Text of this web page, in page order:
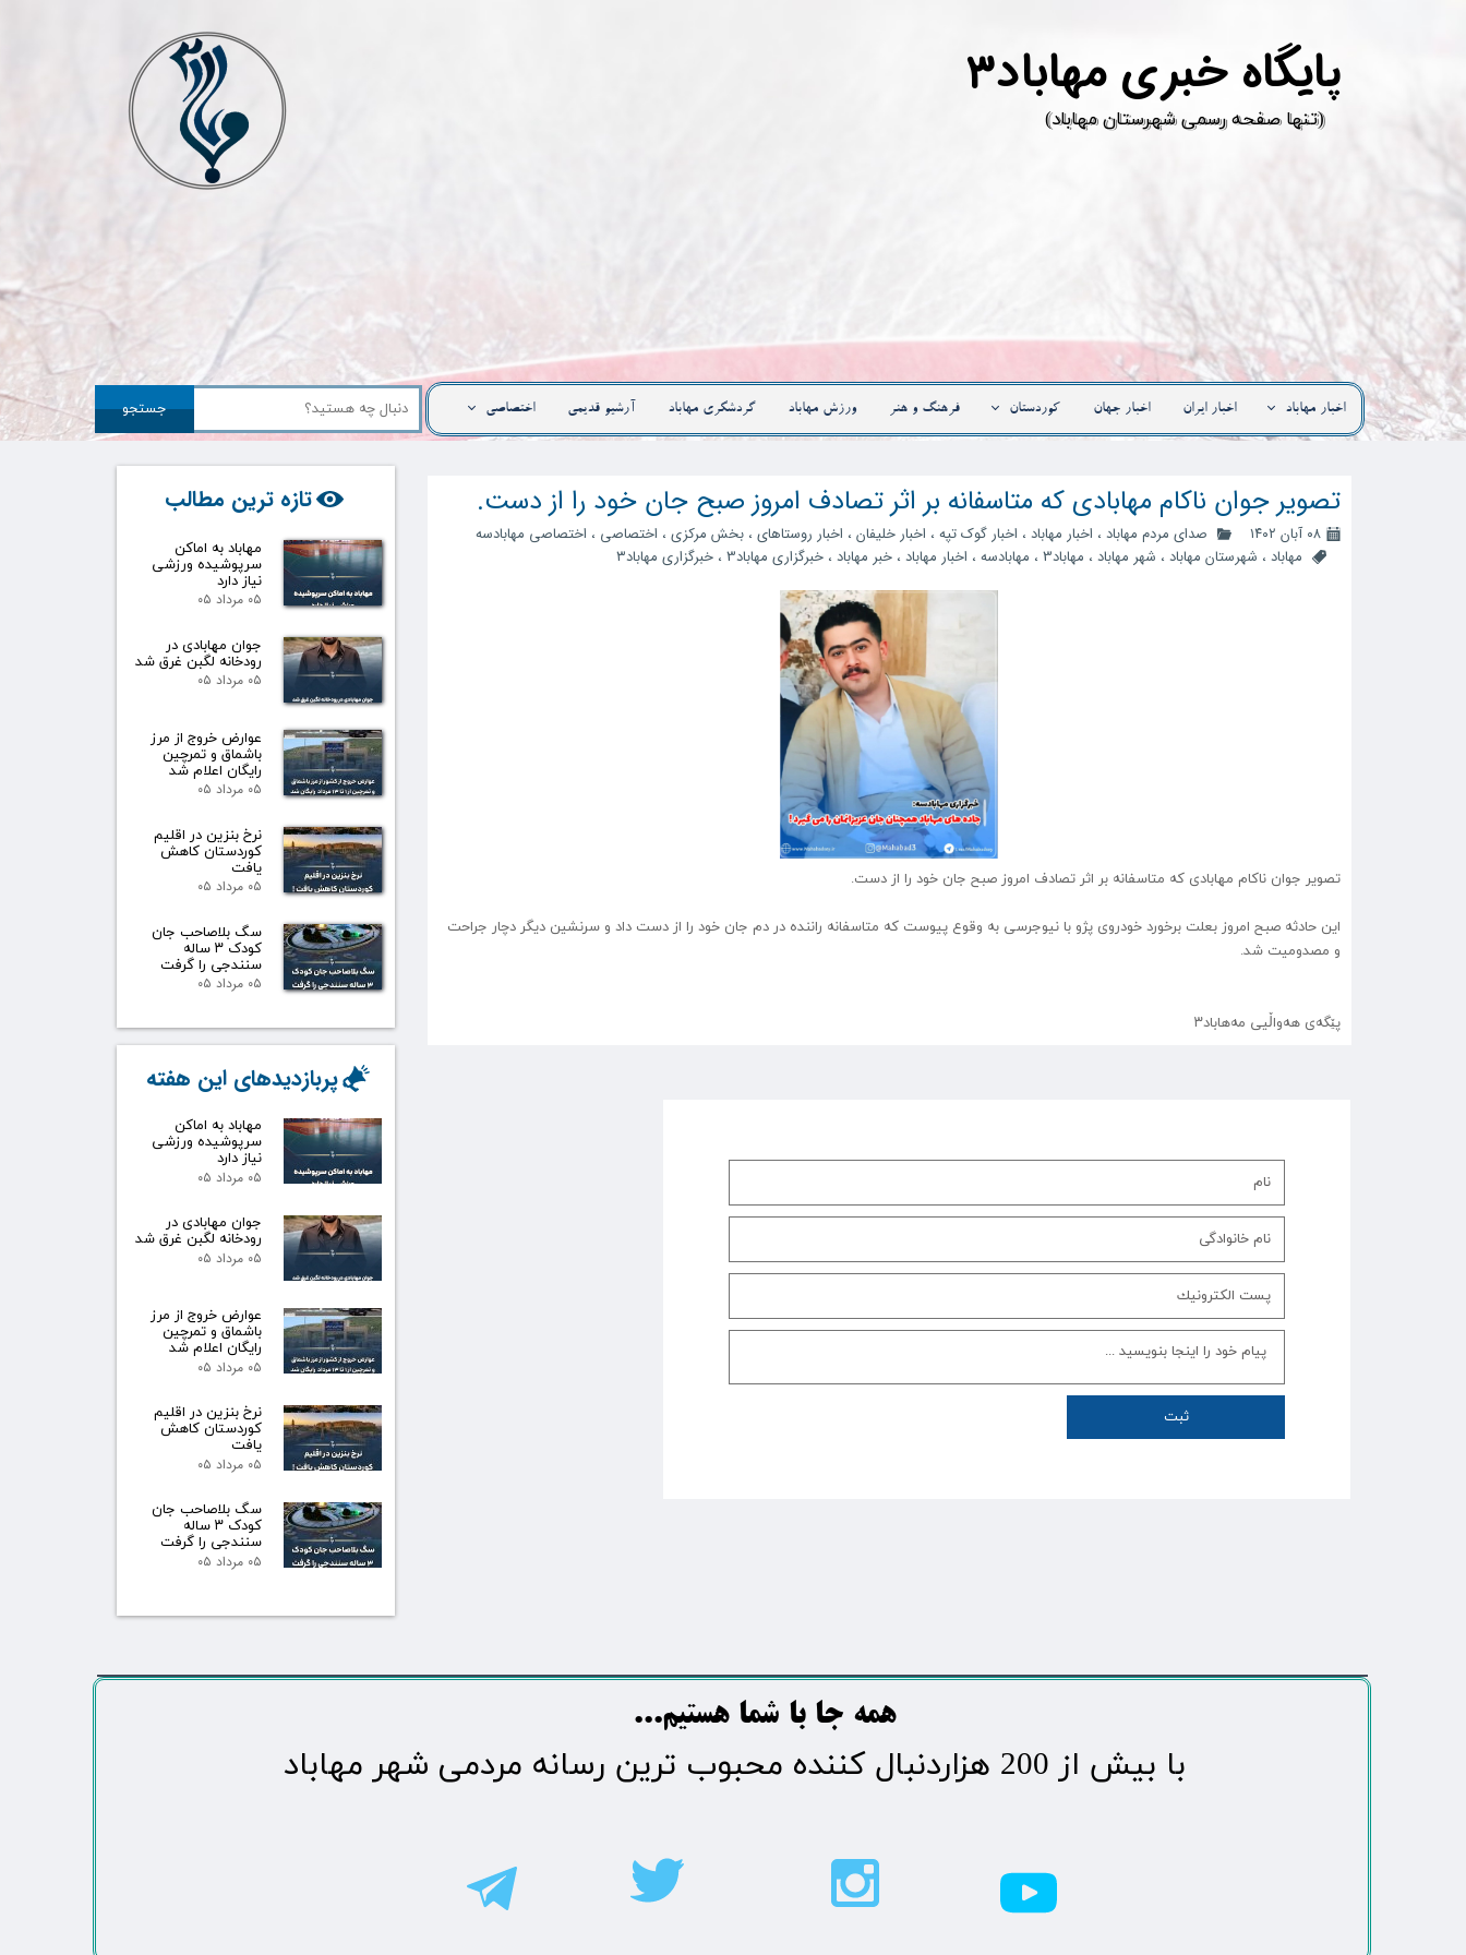
پ
​(تنها صفحه رسمی شهرستان مهاباد)
اخبار مهاباد اخبار ایران اخبار جهان کوردستان فرهنگ و هنر ورزش مهاباد گردشگری مهاباد آرشیو قدیمی اختصاصی جستجو
تصویر جوان ناکام مهابادی که متاسفانه بر اثر تصادف امروز صبح جان خود را از دست.
۰۸ آبان ۱۴۰۲ صدای مردم مهاباد ، اخبار مهاباد ، اخبار گوک تپه ، اخبار خلیفان ، اخبار روستاهای ،بخش مرکزی ، اختصاصی ، اختصاصی مهابادسه
مهاباد ، شهرستان مهاباد ، شهر مهاباد ، مهاباد3 ، مهابادسه ، اخبار مهاباد ،خبر مهاباد ،خبرگزاری مهاباد3 ،خبرگزاری مهاباد۳
تصویر جوان ناکام مهابادی که متاسفانه بر اثر تصادف امروز صبح جان خود را از دست.
این حادثه صبح امروز بعلت برخورد خودروی پژو با نیوجرسی به وقوع پیوست که متاسفانه راننده در دم جان خود را از دست داد و سرنشین دیگر دچار جراحت
و مصدومیت شد.
پێگەی هەواڵیی مەهاباد۳
تازه ترین مطالب
مهاباد به اماکن
سرپوشیده ورزشی
نیاز دارد
۰۵ مرداد ۰۵
جوان مهابادی در
رودخانه لگبن غرق شد
۰۵ مرداد ۰۵
عوارض خروج از مرز
باشماق و تمرچین
رایگان اعلام شد
۰۵ مرداد ۰۵
نرخ بنزین در اقلیم
کوردستان کاهش
یافت
۰۵ مرداد ۰۵
سگ بلاصاحب جان
کودک ۳ ساله
سنندجی را گرفت
۰۵ مرداد ۰۵
مهاباد به اماکن
سرپوشیده ورزشی
نیاز دارد
۰۵ مرداد ۰۵
جوان مهابادی در
رودخانه لگبن غرق شد
۰۵ مرداد ۰۵
عوارض خروج از مرز
باشماق و تمرچین
رایگان اعلام شد
۰۵ مرداد ۰۵
نرخ بنزین در اقلیم
کوردستان کاهش
یافت
۰۵ مرداد ۰۵
سگ بلاصاحب جان
کودک ۳ ساله
سنندجی را گرفت
۰۵ مرداد ۰۵
پربازدیدهای این هفته
ثبت
​​​همه جا با شما هستیم...​​​​​​​​​​​​​​
​با بیش از 200 هزاردنبال کننده محبوب ترین رسانه مردمی شهر مهاباد​​​​​​​​​​​​​​